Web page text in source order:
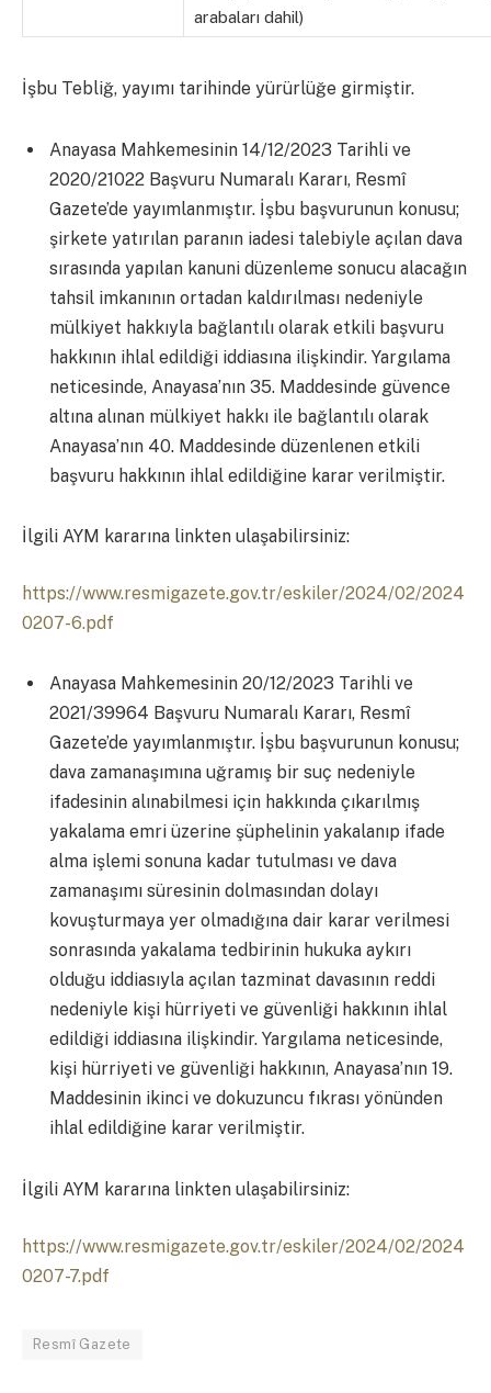
arabaları dahil)
İşbu Tebliğ, yayımı tarihinde yürürlüğe girmiştir.
Anayasa Mahkemesinin 14/12/2023 Tarihli ve
2020/21022 Başvuru Numaralı Kararı, Resmî
Gazete’de yayımlanmıştır. İşbu başvurunun konusu;
şirkete yatırılan paranın iadesi talebiyle açılan dava
sırasında yapılan kanuni düzenleme sonucu alacağın
tahsil imkanının ortadan kaldırılması nedeniyle
mülkiyet hakkıyla bağlantılı olarak etkili başvuru
hakkının ihlal edildiği iddiasına ilişkindir. Yargılama
neticesinde, Anayasa’nın 35. Maddesinde güvence
altına alınan mülkiyet hakkı ile bağlantılı olarak
Anayasa’nın 40. Maddesinde düzenlenen etkili
başvuru hakkının ihlal edildiğine karar verilmiştir.
İlgili AYM kararına linkten ulaşabilirsiniz:
https://www.resmigazete.gov.tr/eskiler/2024/02/2024
0207-6.pdf
Anayasa Mahkemesinin 20/12/2023 Tarihli ve
2021/39964 Başvuru Numaralı Kararı, Resmî
Gazete’de yayımlanmıştır. İşbu başvurunun konusu;
dava zamanaşımına uğramış bir suç nedeniyle
ifadesinin alınabilmesi için hakkında çıkarılmış
yakalama emri üzerine şüphelinin yakalanıp ifade
alma işlemi sonuna kadar tutulması ve dava
zamanaşımı süresinin dolmasından dolayı
kovuşturmaya yer olmadığına dair karar verilmesi
sonrasında yakalama tedbirinin hukuka aykırı
olduğu iddiasıyla açılan tazminat davasının reddi
nedeniyle kişi hürriyeti ve güvenliği hakkının ihlal
edildiği iddiasına ilişkindir. Yargılama neticesinde,
kişi hürriyeti ve güvenliği hakkının, Anayasa’nın 19.
Maddesinin ikinci ve dokuzuncu fıkrası yönünden
ihlal edildiğine karar verilmiştir.
İlgili AYM kararına linkten ulaşabilirsiniz:
https://www.resmigazete.gov.tr/eskiler/2024/02/2024
0207-7.pdf
Resmî Gazete